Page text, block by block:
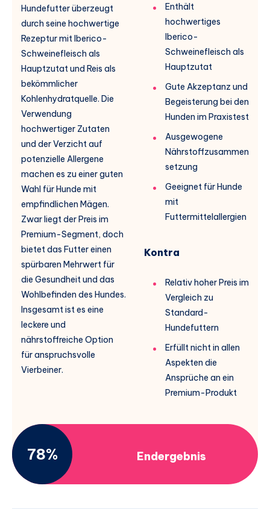
Hundefutter überzeugt
durch seine hochwertige
Rezeptur mit Iberico-
Schweinefleisch als
Hauptzutat und Reis als
bekömmlicher
Kohlenhydratquelle. Die
Verwendung
hochwertiger Zutaten
und der Verzicht auf
potenzielle Allergene
machen es zu einer guten
Wahl für Hunde mit
empfindlichen Mägen.
Zwar liegt der Preis im
Premium-Segment, doch
bietet das Futter einen
spürbaren Mehrwert für
die Gesundheit und das
Wohlbefinden des Hundes.
Insgesamt ist es eine
leckere und
nährstoffreiche Option
für anspruchsvolle
Vierbeiner.
Enthält
hochwertiges
Iberico-
Schweinefleisch als
Hauptzutat
Gute Akzeptanz und
Begeisterung bei den
Hunden im Praxistest
Ausgewogene
Nährstoffzusammen
setzung
Geeignet für Hunde
mit
Futtermittelallergien
Kontra
Relativ hoher Preis im
Vergleich zu
Standard-
Hundefuttern
Erfüllt nicht in allen
Aspekten die
Ansprüche an ein
Premium-Produkt
78% Endergebnis